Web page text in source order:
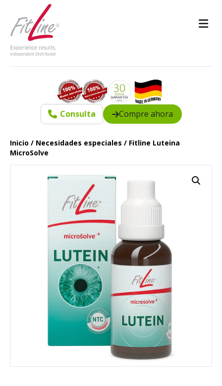
Consulta Compre ahora
Inicio / Necesidades especiales / Fitline Luteina
MicroSolve